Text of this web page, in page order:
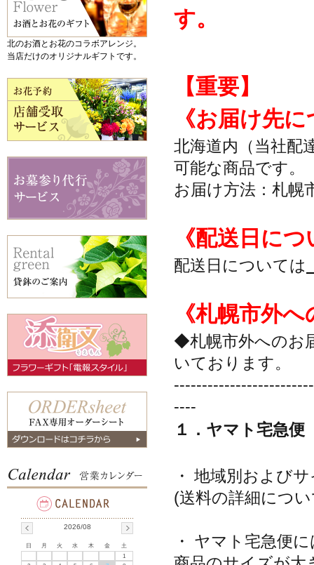
す。
【重要】
《お届け先
北海道内（当社配
可能な商品です。
お届け方法：札幌
《配送日に
配送日については
《札幌市外
◆札幌市外へのお
いております。
----
１．ヤマト宅急便
・ 地域別および
(送料の詳細につ
・ ヤマト宅急便
北のお酒とお花のコラボアレンジ。
当店だけのオリジナルギフトです。
2026/08
日 月 火 水 木 金
土
1